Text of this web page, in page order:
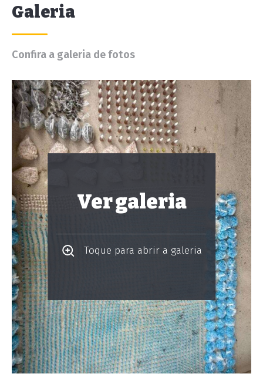
Galeria
Confira a galeria de fotos
Ver galeria
Toque para abrir a galeria